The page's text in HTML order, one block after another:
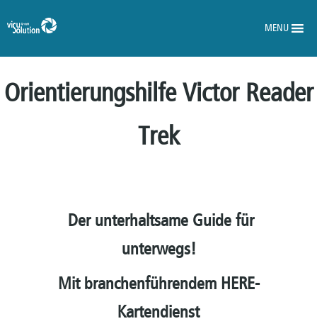
MENU
Orientierungshilfe Victor Reader
Trek
Der unterhaltsame Guide für
unterwegs!
Mit branchenführendem HERE-
Kartendienst